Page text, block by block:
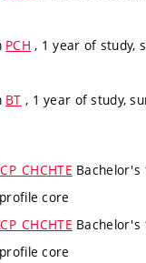
PCH , 1 year of study,
BT , 1 year of study,
Bachelor's
core
Bachelor's
core